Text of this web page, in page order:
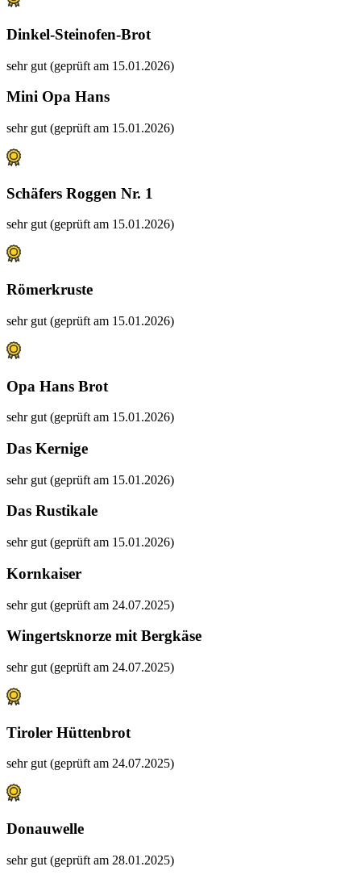
Dinkel-Steinofen-Brot
sehr gut (geprüft am 15.01.2026)
Mini Opa Hans
sehr gut (geprüft am 15.01.2026)
Schäfers Roggen Nr. 1
sehr gut (geprüft am 15.01.2026)
Römerkruste
sehr gut (geprüft am 15.01.2026)
Opa Hans Brot
sehr gut (geprüft am 15.01.2026)
Das Kernige
sehr gut (geprüft am 15.01.2026)
Das Rustikale
sehr gut (geprüft am 15.01.2026)
Kornkaiser
sehr gut (geprüft am 24.07.2025)
Wingertsknorze mit Bergkäse
sehr gut (geprüft am 24.07.2025)
Tiroler Hüttenbrot
sehr gut (geprüft am 24.07.2025)
Donauwelle
sehr gut (geprüft am 28.01.2025)